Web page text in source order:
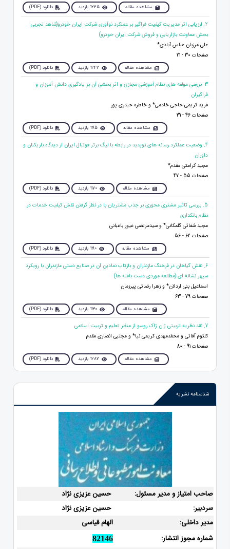
مشاهده مقاله 1225 بازدید دانلود (PDF)
2. ارزیابی اثر مدیریت کیفیت فراگیر بر عملکرد نوآوری شرکت ایران خودرو(شاهد تجربی:
بخش معاونت بازاریابی و فروش شرکت ایران خودرو)
علی مرزبان عباس آبادی*
صفحات 30 - 21
مشاهده مقاله 1242 بازدید دانلود (PDF)
3. بررسی مولفه های نظام آموزشی مجازی و اثر بخشی آن بر یادگیری دانش آموزان و
فراگیران
فرید کریمی حاجی خادمی* و خاطره حیدری پور
صفحات 46 - 31
مشاهده مقاله 1195 بازدید دانلود (PDF)
4. وضعیت عملکرد رسانه های نوپدید در رابطه با لیگ برتر فوتبال ایران از دیدگاه بازیکنان و
داوران
مجید کرامتی مقدم*
صفحات 55 - 47
مشاهده مقاله 1170 بازدید دانلود (PDF)
5. بررسی تاثیر مشتری محوری بر جذب مشتریان با در نظر گرفتن نقش کیفیت خدمات در
نظام بانک‎داری
مجید شفائی گلمکانی* و سیدمرتضی غیور باغبانی
صفحات 62 - 56
مشاهده مقاله 1190 بازدید دانلود (PDF)
6. نقش گیاهان در فرهنگ مازندران و بازتاب نمادین آن در صنایع دستی مازندران با رویکرد
سپهر نشانه ای (مطالعه موردی دست بافته ها)
اسماعیل بنی اردلان* و زهرا رضائی پیرزمان
صفحات 79 - 63
مشاهده مقاله 1130 بازدید دانلود (PDF)
7. نقد نظریه تربیتی ژان ژاک روسو از منظر تعلیم و تربیت اسلامی
کلثوم آقائی و محمّدمهدی کریمی نیا* و مجتبی انصاری مقدم
صفحات 91 - 80
مشاهده مقاله 1282 بازدید دانلود (PDF)
شناسنامه نشریه
صاحب امتیاز و مدیر مسئول:
حسین عزیزی نژاد
سردبیر:
حسین عزیزی نژاد
مدیر داخلی:
الهام قیاسی
شماره مجوز انتشار:
82146